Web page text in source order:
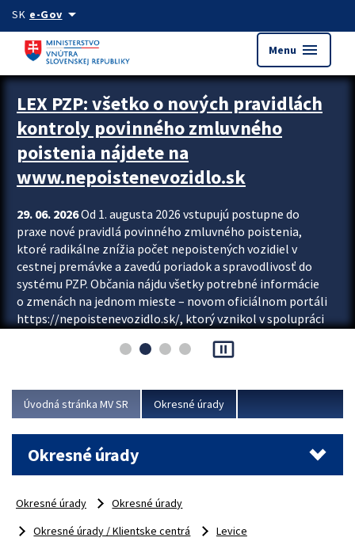
Preskocit na hlavný obsah
SK e-Govarrow_drop_down
Menu menu
Zastavit automatický posun upútavok
LEX PZP: všetko o nových pravidlách
kontroly povinného zmluvného
poistenia nájdete na
www.nepoistenevozidlo.sk
29. 06. 2026Od 1. augusta 2026 vstupujú postupne do
praxe nové pravidlá povinného zmluvného poistenia,
ktoré radikálne znížia počet nepoistených vozidiel v
cestnej premávke a zavedú poriadok a spravodlivosť do
systému PZP. Občania nájdu všetky potrebné informácie
o zmenách na jednom mieste – novom oficiálnom portáli
https://nepoistenevozidlo.sk/, ktorý vznikol v spolupráci
asociácie poisťovní (SLASPO) a Ministerstva vnútra SR.
Viac
pause_presentation
Úvodná stránka MV SR Okresné úrady
Okresné úrady
Okresné úrady
Okresné úrady
Okresné úrady / Klientske centrá
Levice